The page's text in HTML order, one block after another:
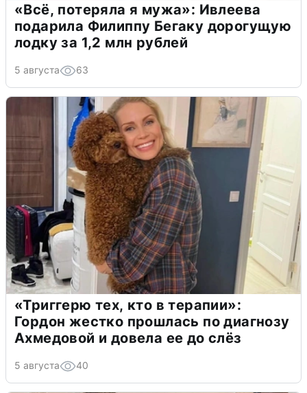
«Всё, потеряла я мужа»: Ивлеева
подарила Филиппу Бегаку дорогущую
лодку за 1,2 млн рублей
5 августа 63
«Триггерю тех, кто в терапии»:
Гордон жестко прошлась по диагнозу
Ахмедовой и довела ее до слёз
5 августа 40